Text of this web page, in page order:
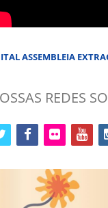
ASSEMBLEIA
REDES
twitterfacebook flickr